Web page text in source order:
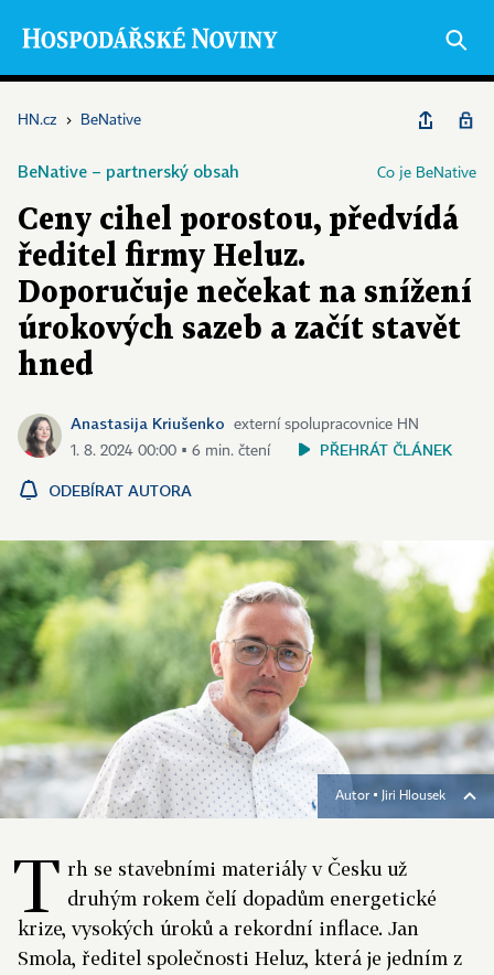
HN.cz › BeNative
BeNative – partnerský obsah Co je BeNative
Ceny cihel porostou, předvídá
ředitel firmy Heluz.
Doporučuje nečekat na snížení
úrokových sazeb a začít stavět
hned
Anastasija Kriušenko
externí spolupracovnice HN
1. 8. 2024 00:00 ▪ 6 min. čtení
PŘEHRÁT ČLÁNEK
ODEBÍRAT AUTORA
Autor ▪ Jiri Hlousek
T rh se stavebními materiály v Česku už
druhým rokem čelí dopadům energetické
krize, vysokých úroků a rekordní inflace. Jan
Smola, ředitel společnosti Heluz, která je jedním z